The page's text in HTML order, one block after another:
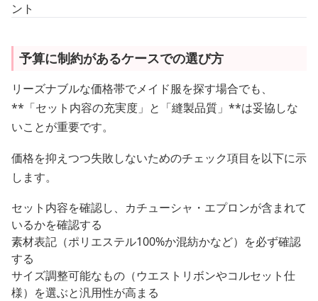
ント
予算に制約があるケースでの選び方
リーズナブルな価格帯でメイド服を探す場合でも、
**「セット内容の充実度」と「縫製品質」**は妥協しな
いことが重要です。
価格を抑えつつ失敗しないためのチェック項目を以下に示
します。
セット内容を確認し、カチューシャ・エプロンが含まれて
いるかを確認する
素材表記（ポリエステル100%か混紡かなど）を必ず確認
する
サイズ調整可能なもの（ウエストリボンやコルセット仕
様）を選ぶと汎用性が高まる